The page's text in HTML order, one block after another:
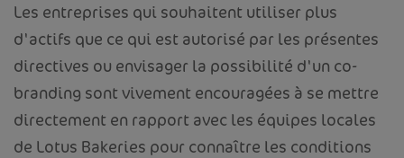
Les entreprises qui souhaitent utiliser plus
d'actifs que ce qui est autorisé par les présentes
directives ou envisager la possibilité d'un co-
branding sont vivement encouragées à se mettre
directement en rapport avec les équipes locales
de Lotus Bakeries pour connaître les conditions